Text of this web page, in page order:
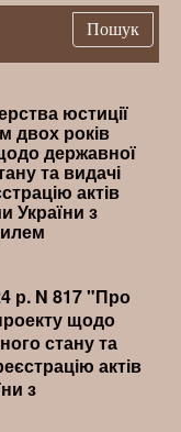
Пошук
юстиції
двох років
державної
та видачі
актів
України з
р. N 817 "Про
щодо
стану та
актів
з